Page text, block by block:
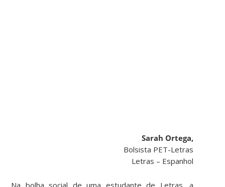
Sarah Ortega,
Bolsista PET-Letras
Letras – Espanhol
Na bolha social de uma estudante de Letras, a